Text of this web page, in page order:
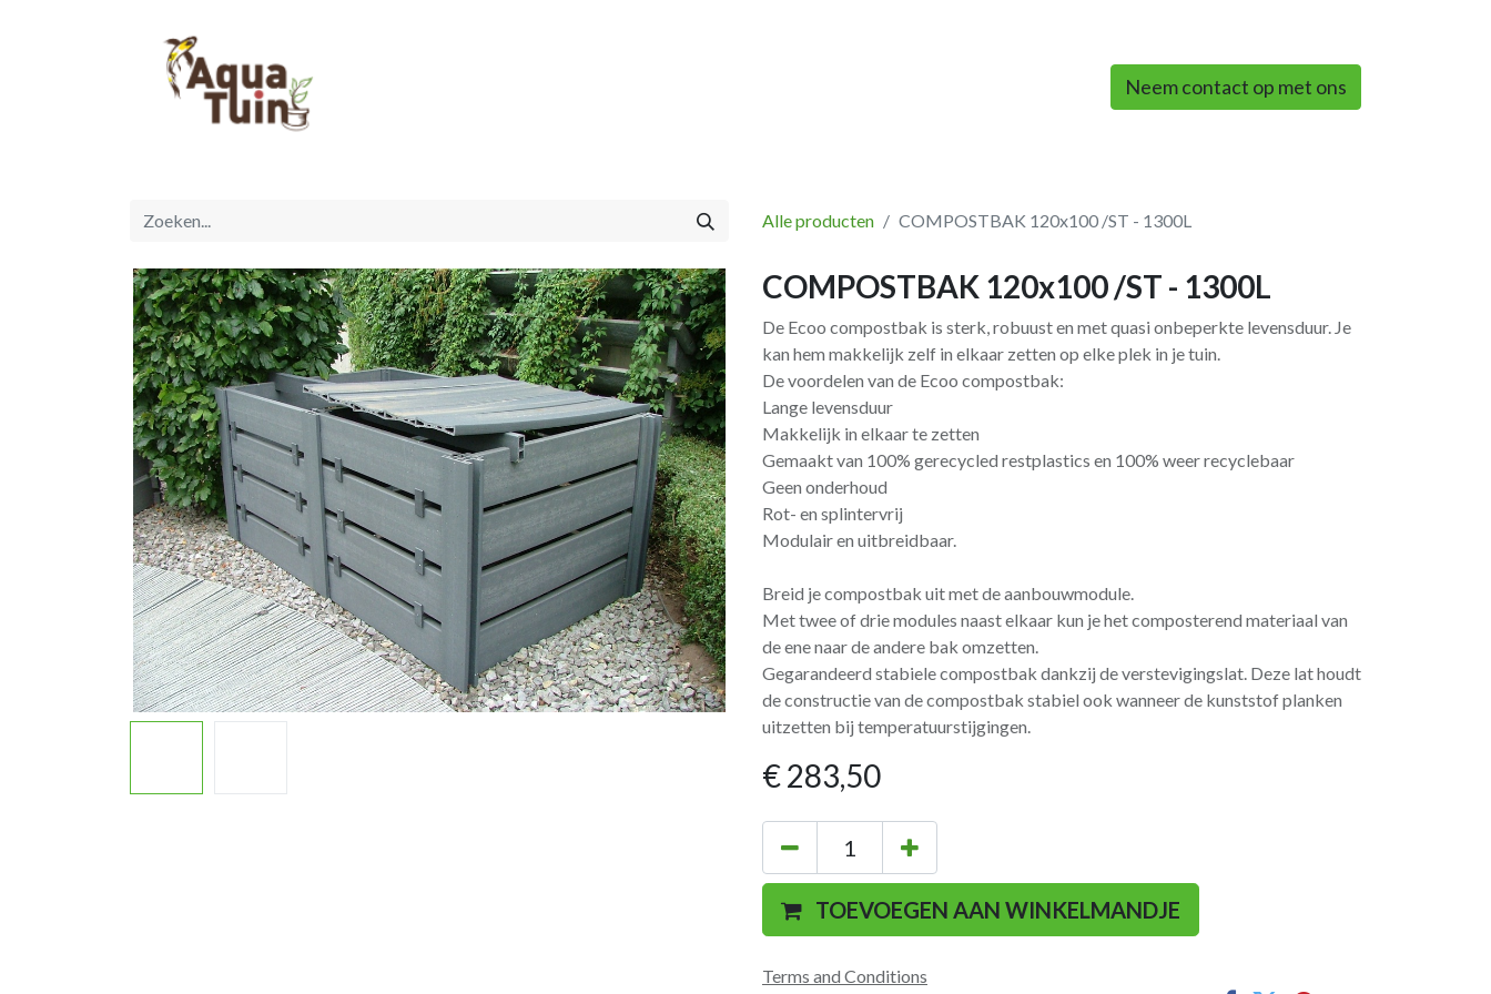
Neem contact op met ons
Alle producten COMPOSTBAK 120x100 /ST - 1300L
COMPOSTBAK 120x100 /ST - 1300L
De Ecoo compostbak is sterk, robuust en met quasi onbeperkte levensduur. Je
kan hem makkelijk zelf in elkaar zetten op elke plek in je tuin.
De voordelen van de Ecoo compostbak:
Lange levensduur
Makkelijk in elkaar te zetten
Gemaakt van 100% gerecycled restplastics en 100% weer recyclebaar
Geen onderhoud
Rot- en splintervrij
Modulair en uitbreidbaar.
Breid je compostbak uit met de aanbouwmodule.
Met twee of drie modules naast elkaar kun je het composterend materiaal van
de ene naar de andere bak omzetten.
Gegarandeerd stabiele compostbak dankzij de verstevigingslat. Deze lat houdt
de constructie van de compostbak stabiel ook wanneer de kunststof planken
uitzetten bij temperatuurstijgingen.
€283,50
TOEVOEGEN AAN WINKELMANDJE
Terms and Conditions